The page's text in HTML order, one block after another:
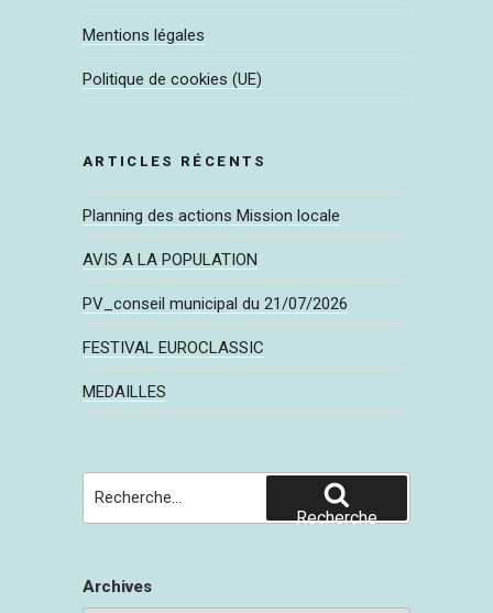
Mentions légales
Politique de cookies (UE)
ARTICLES RÉCENTS
Planning des actions Mission locale
AVIS A LA POPULATION
PV_conseil municipal du 21/07/2026
FESTIVAL EUROCLASSIC
MEDAILLES
Recherche
Archives